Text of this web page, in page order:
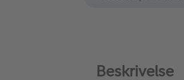
Beskrivelse